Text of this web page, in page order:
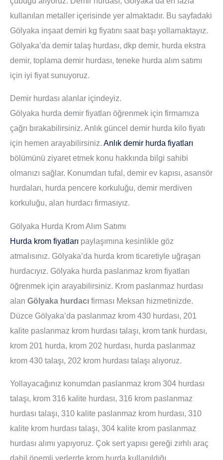
kullanılan metaller içerisinde yer almaktadır. Bu sayfadaki
Gölyaka inşaat demiri kg fiyatını saat başı yollamaktayız.
Gölyaka’da demir talaş hurdası, dkp demir, hurda ekstra
demir, toplama demir hurdası, teneke hurda alım satımı
için iyi fiyat sunuyoruz.
Demir hurdası alanlar içindeyiz.
Gölyaka hurda demir fiyatları öğrenmek için firmamıza
çağrı bırakabilirsiniz. Anlık güncel demir hurda kilo fiyatı
için hemen arayabilirsiniz. Anlık demir hurda fiyatları
bölümünü ziyaret etmek konu hakkında bilgi sahibi
olmanızı sağlar. Konumdan tufal, demir ev kapısı, asansör
hurdaları, hurda pencere korkuluğu, demir merdiven
korkuluğu, alan hurdacı firmasıyız.
Gölyaka Hurda Krom Alım Satımı
Hurda krom fiyatları paylaşımına kesinlikle göz
atmalısınız. Gölyaka’da hurda krom ticaretiyle uğraşan
hurdacıyız. Gölyaka hurda paslanmaz krom fiyatları
öğrenmek için arayabilirsiniz. Krom paslanmaz hurdası
alan Gölyaka hurdacı firması Meksan hizmetinizde.
Düzce Gölyaka’da paslanmaz krom 430 hurdası, 201
kalite paslanmaz krom hurdası talaşı, krom tank hurdası,
krom 201 hurda, krom 202 hurdası, hurda paslanmaz
krom 430 talaşı, 202 krom hurdası talaşı alıyoruz.
Yollayacağınız konumdan paslanmaz krom 304 hurdası
talaşı, krom 316 kalite hurdası, 316 krom paslanmaz
hurdası talaşı, 310 kalite paslanmaz krom hurdası, 310
kalite krom hurdası talaşı, 304 kalite krom paslanmaz
hurdası alımı yapıyoruz. Çok sert yapısı gereği zırhlı araç
dahil önemli yerlerde krom hurda kullanıldığı